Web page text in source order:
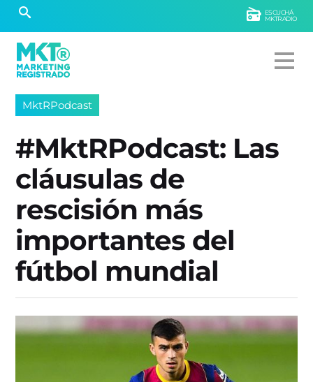
ESCUCHÁ
MKTRADIO
MktRPodcast
#MktRPodcast: Las
cláusulas de
rescisión más
importantes del
fútbol mundial